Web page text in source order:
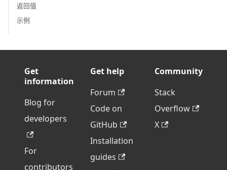
返回值
示例
Get
information
Blog for
developers
For
contributors
Get help
Forum
Code on
GitHub
Installation
guides
Community
Stack
Overflow
X